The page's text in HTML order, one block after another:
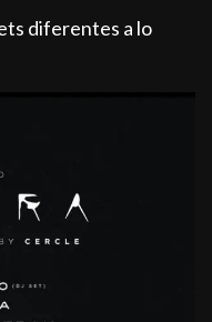
diferentes a lo